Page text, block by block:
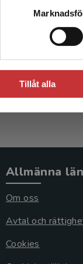
Tillåt alla
Allmänna
Om oss
Avtal och
Cookies